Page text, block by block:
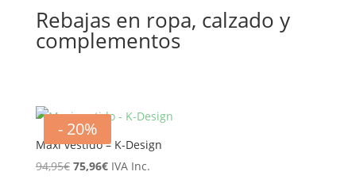
Rebajas en ropa, calzado y
complementos
- 20%
Maxi vestido – K-Design
94,95€ El
75,96€ElIVA Inc.